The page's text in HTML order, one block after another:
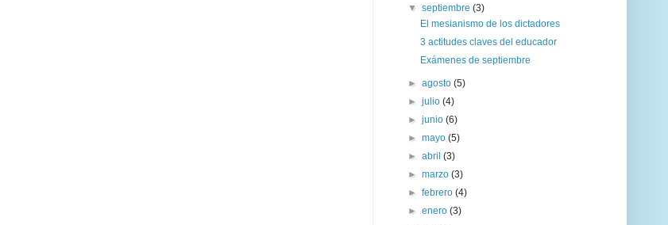
▼septiembre(3)
El mesianismo de los dictadores
3 actitudes claves del educador
Exámenes de septiembre
►agosto(5)
►julio(4)
►junio(6)
►mayo(5)
►abril(3)
►marzo(3)
►febrero(4)
►enero(3)